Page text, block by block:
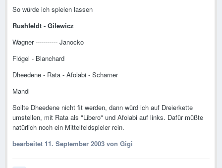
So würde ich spielen lassen
Rushfeldt - Gilewicz
Wagner ----------- Janocko
Flögel - Blanchard
Dheedene - Rata - Afolabi - Scharner
Mandl
Sollte Dheedene nicht fit werden, dann würd ich auf Dreierkette
umstellen, mit Rata als "Libero" und Afolabi auf links. Dafür müßte
natürlich noch ein Mittelfeldspieler rein.
bearbeitet 11. September 2003 von Gigi